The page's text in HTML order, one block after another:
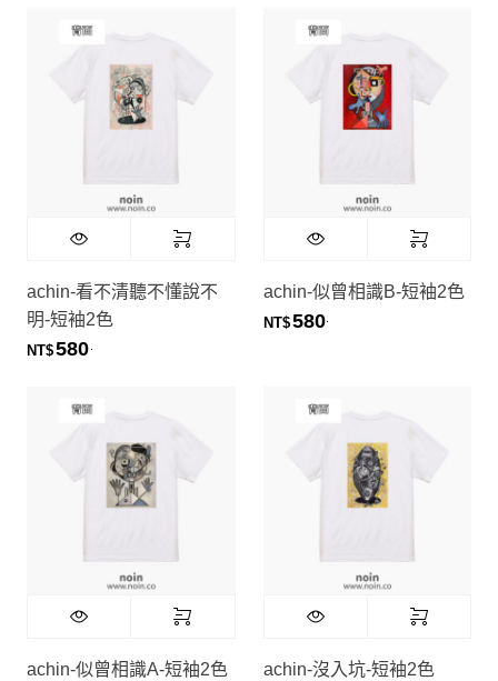
achin-看不清聽不懂說不
明-短袖2色
NT$580
achin-似曾相識B-短袖2色
NT$580
achin-似曾相識A-短袖2色 achin-沒入坑-短袖2色